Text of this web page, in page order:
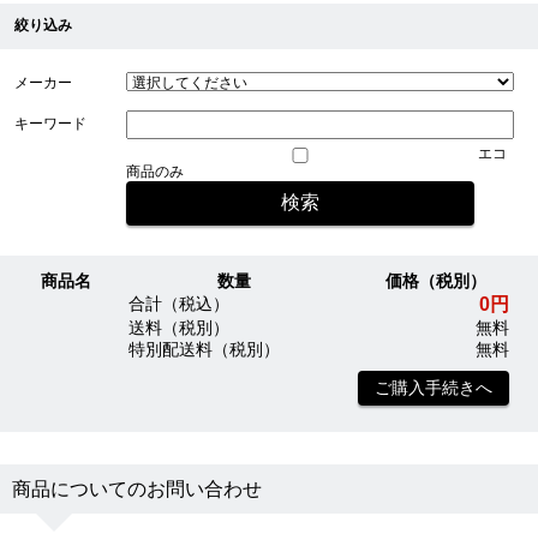
絞り込み
メーカー
キーワード
エコ
商品のみ
商品名 数量
価格（税別）
合計（税込）
0円
送料（税別）
無料
特別配送料（税別）
無料
ご購入手続きへ
商品についてのお問い合わせ